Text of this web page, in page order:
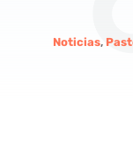
Noticias,